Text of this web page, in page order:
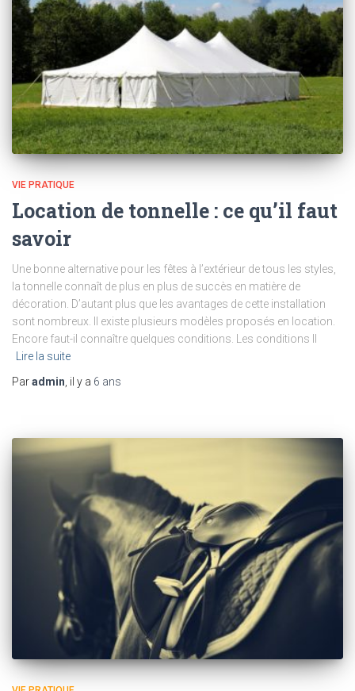
VIE PRATIQUE
Location de tonnelle : ce qu’il faut
savoir
Une bonne alternative pour les fêtes à l’extérieur de tous les styles,
la tonnelle connaît de plus en plus de succès en matière de
décoration. D’autant plus que les avantages de cette installation
sont nombreux. Il existe plusieurs modèles proposés en location.
Encore faut-il connaître quelques conditions. Les conditions Il
Lire la suite
Paradmin, il y a 6 ans